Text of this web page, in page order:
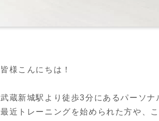
皆様こんにちは！
武蔵新城駅より徒歩3分にあるパーソナ
最近トレーニングを始められた方や、